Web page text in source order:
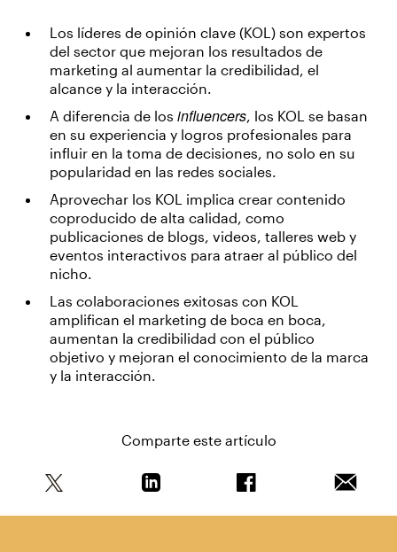
Los líderes de opinión clave (KOL) son expertos
del sector que mejoran los resultados de
marketing al aumentar la credibilidad, el
alcance y la interacción.
A diferencia de los influencers, los KOL se basan
en su experiencia y logros profesionales para
influir en la toma de decisiones, no solo en su
popularidad en las redes sociales.
Aprovechar los KOL implica crear contenido
coproducido de alta calidad, como
publicaciones de blogs, videos, talleres web y
eventos interactivos para atraer al público del
nicho.
Las colaboraciones exitosas con KOL
amplifican el marketing de boca en boca,
aumentan la credibilidad con el público
objetivo y mejoran el conocimiento de la marca
y la interacción.
Comparte este artículo